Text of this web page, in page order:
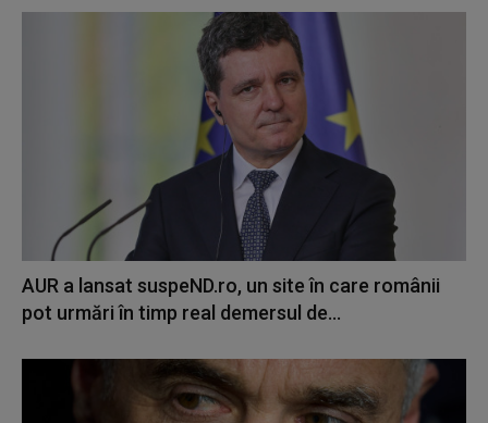
AUR a lansat suspeND.ro, un site în care românii
pot urmări în timp real demersul de...